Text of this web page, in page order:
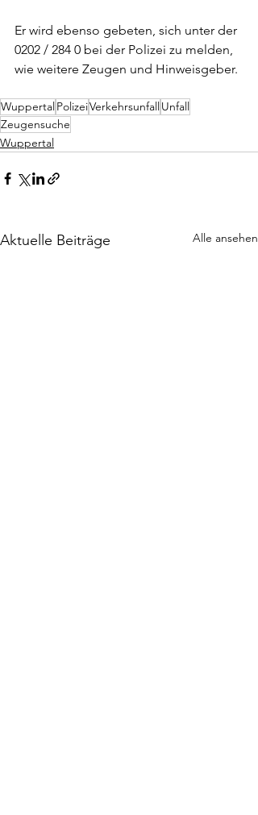
Er wird ebenso gebeten, sich unter der
0202 / 284 0 bei der Polizei zu melden,
wie weitere Zeugen und Hinweisgeber.
WuppertalPolizeiVerkehrsunfallUnfall
Zeugensuche
Wuppertal
Aktuelle Beiträge Alle ansehen